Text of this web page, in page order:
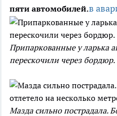
пяти автомобилей.в
Припаркованные у ларька
перескочили через бордюр.
Мазда сильно пострадала.